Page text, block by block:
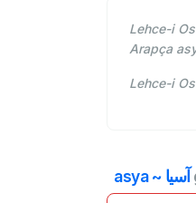
Lehce-i
Arapça
asya ~ آسيا